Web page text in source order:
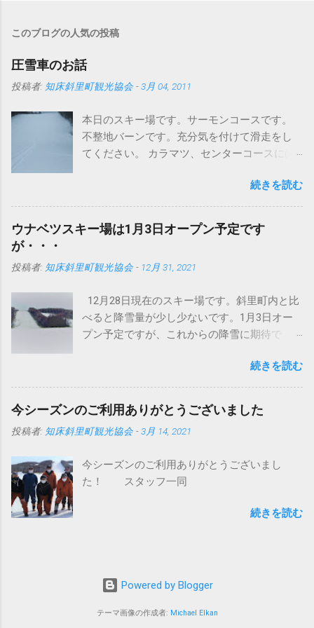
このブログの人気の投稿
圧雪車のお話
投稿者: 知床斜里町観光協会 -3月 04, 2011
本日のスキー場です。サーモンコースです。
不整地バーンです。充分気を付けて滑走をし
てください。 カラマツ、センターコースには
写真をどうぞ タイヤが地形に合わせて滑らか
に動いています。おかげでドンという振動が
なくなりました。 今までは、登ったら車体ご
と空に向かって、頂点から今度は地面にドン
います。しっかり接地面をとらえてるという
のメーカーもこんなの当たり前かもしれませ
んが・・・ このブログで何回か紹介していま
すが、イタリアプリノート社製バイソンＸ
はウシ科バイソン属の大形の野牛で、肩が盛
り上がり頭は巨大。ヨーロッパバイソンと、
これよりやや大形でバッファローともよばれ
たがって直訳すると野牛Ｘです。（メーカー
（メーカーの人愛想笑い） 世界の圧雪車市場
は、このプリノート社（代表格バイソンかエ
ベレスト）とドイツケースボーラー社（代表
だとかジョンディアー（それはトラクターだ
って！）があったみたいですが、今は撤退？
続きを読む
ウナベツスキー場は1月3日オープン予定です
が・・・
投稿者: 知床斜里町観光協会 - 12月 31, 2021
12月28日現在のスキー場です。斜里町内と比
べると降雪量が少し少ないです。1月3日オー
プン予定ですが、これからの降雪に期待で
る可能性もございます。 スキー場の営業状況
は今後、 公式ツイッター にて発信します。今
シーズンもよろしくお願いします。
https://twitter.com/unabetsu_ski
続きを読む
今シーズンのご利用ありがとうございました
投稿者: 知床斜里町観光協会 -3月 14, 2021
今シーズンのご利用ありがとうございまし
た！ スタッフ一同
続きを読む
Powered by Blogger
テーマ画像の作成者: Michael Elkan